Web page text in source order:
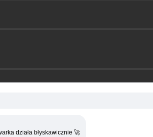
działa błyskawicznie 🚀